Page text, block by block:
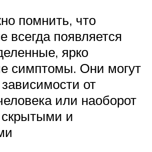
помнить, что
всегда появляется
ярко
симптомы. Они могут
от
или наоборот
и